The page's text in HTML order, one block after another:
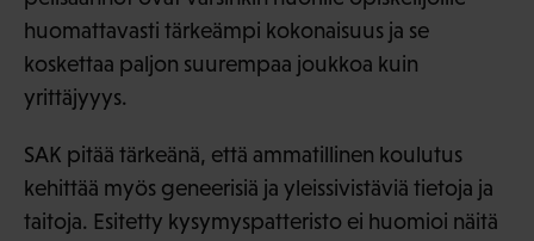
huomattavasti tärkeämpi kokonaisuus ja se
koskettaa paljon suurempaa joukkoa kuin
yrittäjyyys.
SAK pitää tärkeänä, että ammatillinen koulutus
kehittää myös geneerisiä ja yleissivistäviä tietoja ja
taitoja. Esitetty kysymyspatteristo ei huomioi näitä